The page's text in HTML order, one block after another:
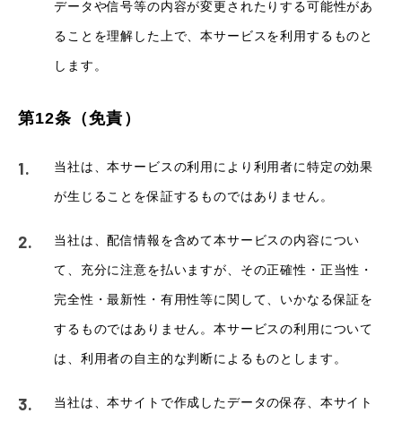
データや信号等の内容が変更されたりする可能性があ
ることを理解した上で、本サービスを利用するものと
します。
第12条（免責）
当社は、本サービスの利用により利用者に特定の効果
が生じることを保証するものではありません。
当社は、配信情報を含めて本サービスの内容につい
て、充分に注意を払いますが、その正確性・正当性・
完全性・最新性・有用性等に関して、いかなる保証を
するものではありません。本サービスの利用について
は、利用者の自主的な判断によるものとします。
当社は、本サイトで作成したデータの保存、本サイト